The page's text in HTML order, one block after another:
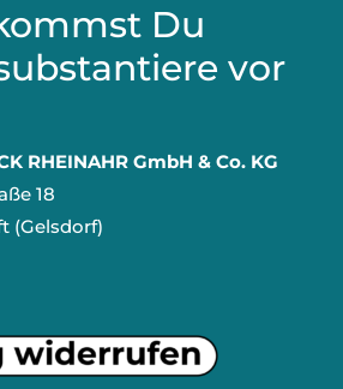
Du
vor
RHEINAHR GmbH & Co. KG
18
(Gelsdorf)